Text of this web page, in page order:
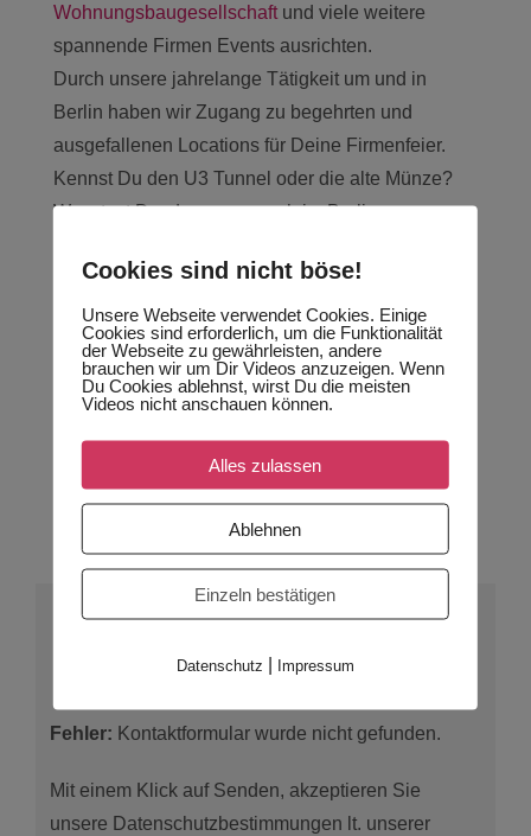
Wohnungsbaugesellschaft und viele weitere
spannende Firmen Events ausrichten.
Durch unsere jahrelange Tätigkeit um und in
Berlin haben wir Zugang zu begehrten und
ausgefallenen Locations für Deine Firmenfeier.
Kennst Du den U3 Tunnel oder die alte Münze?
Wusstest Du, dass man auch im Berliner
Unsere Kunden wussten das vorher auch nicht.
ART:
Auftragsarbeit
AUCH INTERESSIERT?
sprich uns an:
Fehler: Kontaktformular wurde nicht gefunden.
Mit einem Klick auf Senden, akzeptieren Sie
unsere Datenschutzbestimmungen lt. unserer
Cookies sind nicht böse!
Unsere Webseite verwendet Cookies. Einige
Cookies sind erforderlich, um die Funktionalität
der Webseite zu gewährleisten, andere
brauchen wir um Dir Videos anzuzeigen. Wenn
Du Cookies ablehnst, wirst Du die meisten
Videos nicht anschauen können.
Alles zulassen
Ablehnen
Einzeln bestätigen
Datenschutz Impressum